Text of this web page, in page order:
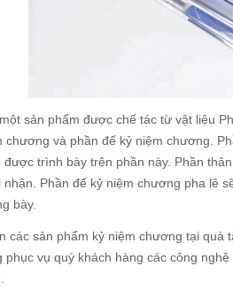
sản phẩm được chế tác từ vật liệu
chương và phần đế kỷ niệm chương.
trình bày trên phần này. Phần
Phần đế kỷ niệm chương pha lê
bày.
các sản phẩm kỷ niệm chương tại
phục vụ quý khách hàng các công